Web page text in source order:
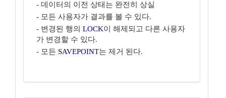
- 데이터의 이전 상태는 완전히 상실
- 모든 사용자가 결과를 볼 수 있다.
- 변경된 행의 LOCK이 해제되고 다른 사용자
가 변경할 수 있다.
- 모든 SAVEPOINT는 제거 된다.